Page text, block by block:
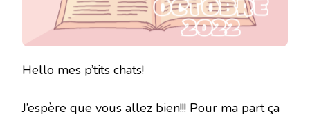
Hello mes p’tits chats!
J’espère que vous allez bien!!! Pour ma part ça